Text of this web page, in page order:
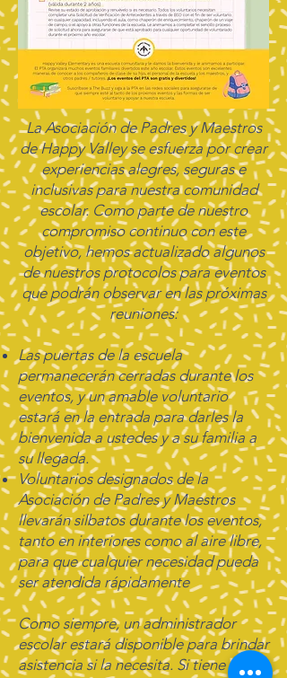
La Asociación de Padres y Maestros
de Happy Valley se esfuerza por crear
experiencias alegres, seguras e
inclusivas para nuestra comunidad
escolar. Como parte de nuestro
compromiso continuo con este
objetivo, hemos actualizado algunos
de nuestros protocolos para eventos
que podrán observar en las próximas
reuniones:
Las puertas de la escuela
permanecerán cerradas durante los
eventos, y un amable voluntario
estará en la entrada para darles la
bienvenida a ustedes y a su familia a
su llegada.
Voluntarios designados de la
Asociación de Padres y Maestros
llevarán silbatos durante los eventos,
tanto en interiores como al aire libre,
para que cualquier necesidad pueda
ser atendida rápidamente
Como siempre, un administrador
escolar estará disponible para brindar
asistencia si la necesita. Si tiene